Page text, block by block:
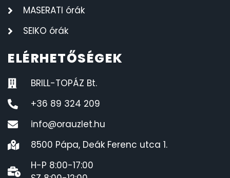
MASERATI órák
SEIKO órák
ELÉRHETŐSÉGEK
BRILL-TOPÁZ Bt.
+36 89 324 209
info@orauzlet.hu
8500 Pápa, Deák Ferenc utca 1.
H-P 8:00-17:00